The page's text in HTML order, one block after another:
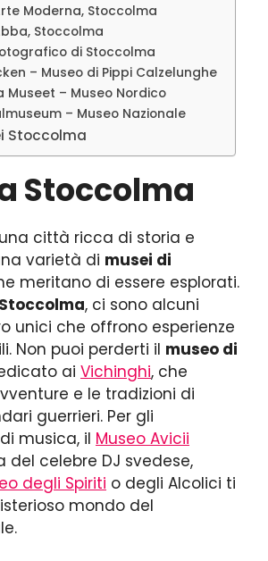
Moderna, Stoccolma
Stoccolma
di Stoccolma
– Museo di Pippi Calzelunghe
Museet – Museo Nordico
– Museo Nazionale
Stoccolma
Stoccolma
città ricca di storia e
varietà di musei di
meritano di essere esplorati.
, ci sono alcuni
unici che offrono esperienze
Non puoi perderti il museo di
ai Vichinghi, che
e le tradizioni di
guerrieri. Per gli
musica, il Museo Avicii
del celebre DJ svedese,
degli Spiriti o degli Alcolici ti
mondo del